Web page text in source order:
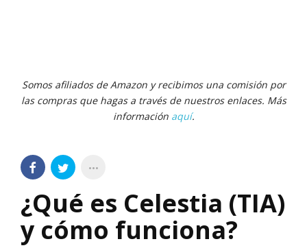
Somos afiliados de Amazon y recibimos una comisión por
las compras que hagas a través de nuestros enlaces. Más
información aquí.
¿Qué es Celestia (TIA)
y cómo funciona?